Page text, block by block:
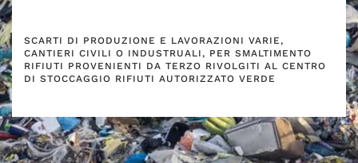
SCARTI DI PRODUZIONE E LAVORAZIONI VARIE,
CANTIERI CIVILI O INDUSTRUALI, PER SMALTIMENTO
RIFIUTI PROVENIENTI DA TERZO RIVOLGITI AL CENTRO
DI STOCCAGGIO RIFIUTI AUTORIZZATO VERDE